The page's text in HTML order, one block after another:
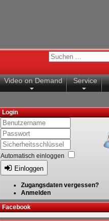
Video on Demand Service
Login
Automatisch einloggen
Einloggen
Zugangsdaten vergessen?
Anmelden
Facebook